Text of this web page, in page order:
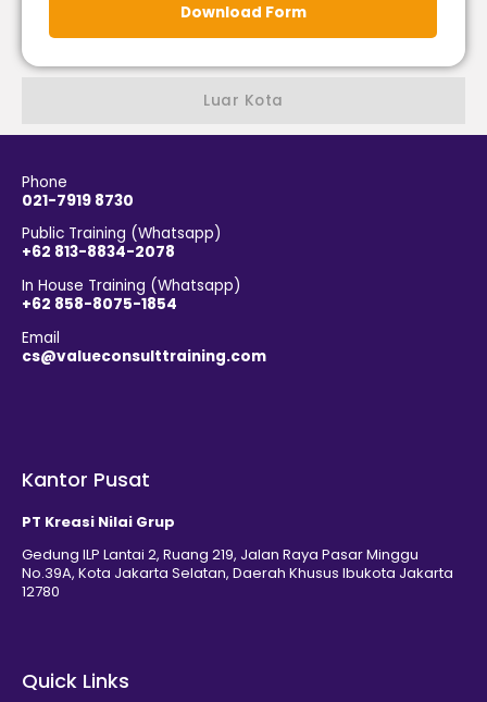
Luar Kota
Download Form
Phone
021-7919 8730
Public Training (Whatsapp)
+62 813-8834-2078
In House Training (Whatsapp)
+62 858-8075-1854
Email
cs@valueconsulttraining.com
Kantor Pusat
PT Kreasi Nilai Grup
Gedung ILP Lantai 2, Ruang 219, Jalan Raya Pasar Minggu
No.39A, Kota Jakarta Selatan, Daerah Khusus Ibukota Jakarta
12780
Quick Links